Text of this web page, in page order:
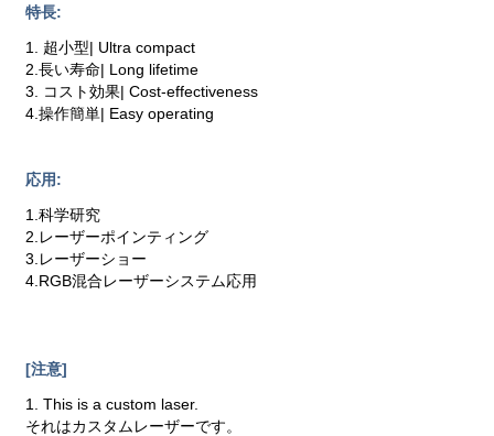
特長:
1. 超小型| Ultra compact
2.長い寿命| Long lifetime
3. コスト効果| Cost-effectiveness
4.操作簡単| Easy operating
応用:
1.科学研究
2.レーザーポインティング
3.レーザーショー
4.RGB混合レーザーシステム応用
[注意]
1. This is a custom laser.
それはカスタムレーザーです。